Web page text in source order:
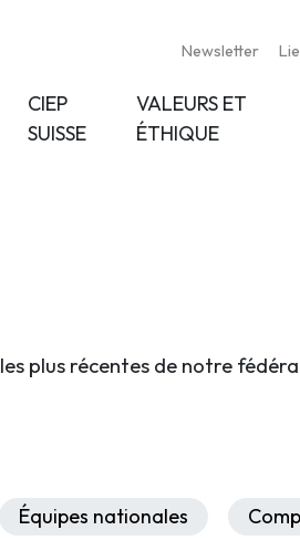
Newsletter
CIEP
SUISSE
VALEURS ET
ÉTHIQUE
plus récentes de notre
Équipes nationales